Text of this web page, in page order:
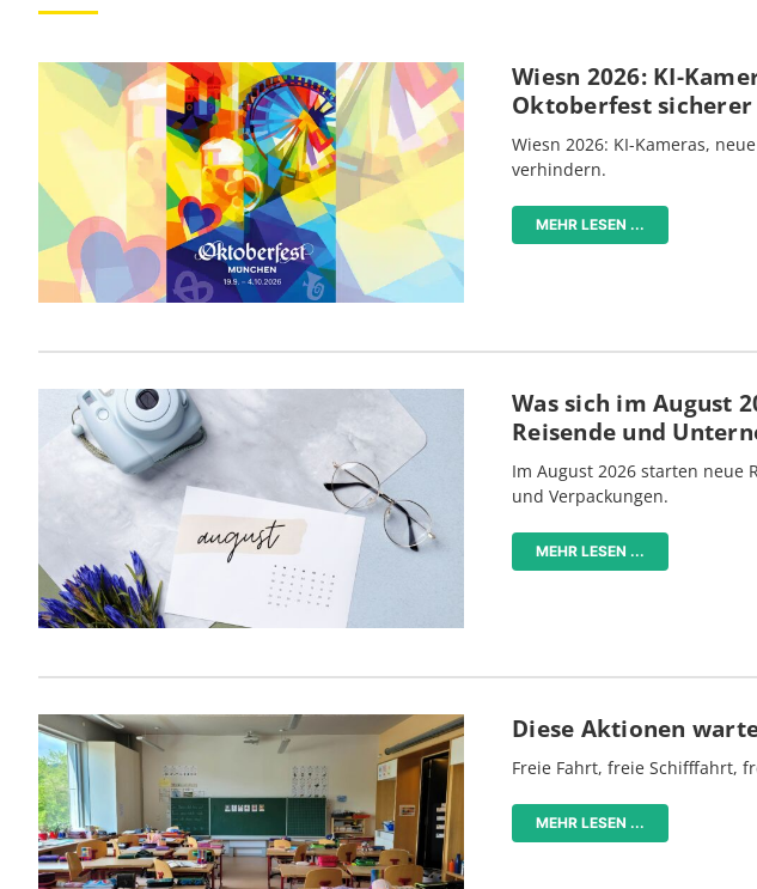
Wiesn 2026: KI-
Oktoberfest sicherer
Wiesn 2026: KI-Kameras,
verhindern.
MEHR LESEN ...
Was sich im August
Reisende und
Im August 2026 starten neue
und Verpackungen.
MEHR LESEN ...
Diese Aktionen
Freie Fahrt, freie Schifffahrt,
MEHR LESEN ...